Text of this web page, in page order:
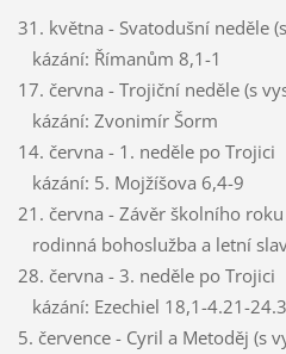
31. května - Svatodušní neděle
kázání: Římanům 8,1-1
17. června - Trojiční neděle (s
kázání: Zvonimír Šorm
14. června - 1. neděle po Trojici
kázání: 5. Mojžíšova 6,4-9
21. června - Závěr školního roku
rodinná bohoslužba a letní
28. června - 3. neděle po Trojici
kázání: Ezechiel 18,1-4.21-
5. července - Cyril a Metoděj (s